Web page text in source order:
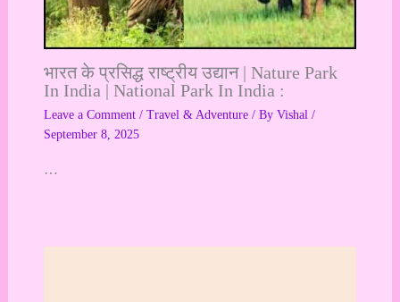
भारत के प्रसिद्ध राष्ट्रीय उद्यान | Nature Park
In India | National Park In India :
Leave a Comment / Travel & Adventure/ By Vishal /
September 8, 2025
…